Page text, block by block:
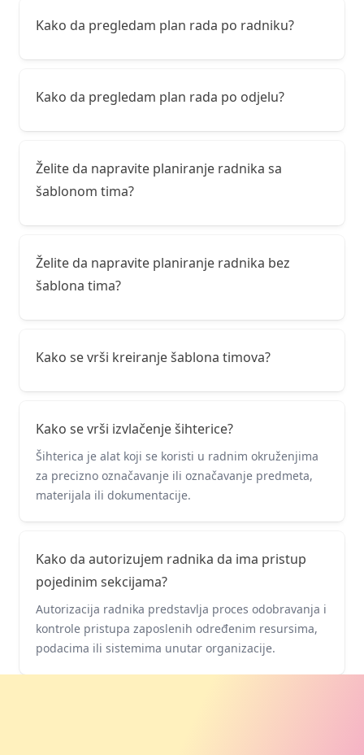
Kako da pregledam plan rada po radniku?
Kako da pregledam plan rada po odjelu?
Želite da napravite planiranje radnika sa
šablonom tima?
Želite da napravite planiranje radnika bez
šablona tima?
Kako se vrši kreiranje šablona timova?
Kako se vrši izvlačenje šihterice?
Šihterica je alat koji se koristi u radnim okruženjima
za precizno označavanje ili označavanje predmeta,
materijala ili dokumentacije.
Kako da autorizujem radnika da ima pristup
pojedinim sekcijama?
Autorizacija radnika predstavlja proces odobravanja i
kontrole pristupa zaposlenih određenim resursima,
podacima ili sistemima unutar organizacije.